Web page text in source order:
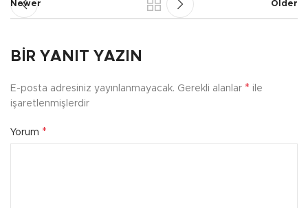
Newer Older
BIR YANIT YAZIN
E-posta adresiniz yayınlanmayacak. Gerekli alanlar * ile
işaretlenmişlerdir
Yorum *